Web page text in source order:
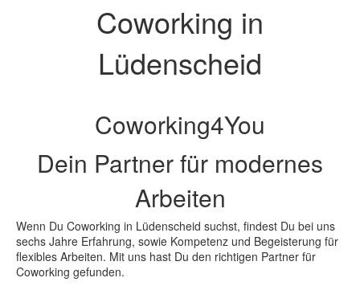
51373 Leverkusen
70469 Stuttgart-Feuerbach
E-07510 Sineu (Mallorca)
GRC - Villa Kefi (Süd Kynouria - Griechenland)
I-17020 Roggio (Testico Ligurien)
Coworking in
Lüdenscheid
Coworking4You
Dein Partner für modernes
Arbeiten
Wenn Du Coworking in Lüdenscheid suchst, findest Du bei uns
sechs Jahre Erfahrung, sowie Kompetenz und Begeisterung für
flexibles Arbeiten. Mit uns hast Du den richtigen Partner für
Coworking gefunden.